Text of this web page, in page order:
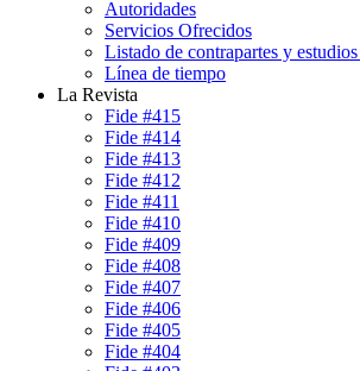
Autoridades
Servicios Ofrecidos
Listado de contrapartes y
Línea de tiempo
La Revista
Fide #415
Fide #414
Fide #413
Fide #412
Fide #411
Fide #410
Fide #409
Fide #408
Fide #407
Fide #406
Fide #405
Fide #404